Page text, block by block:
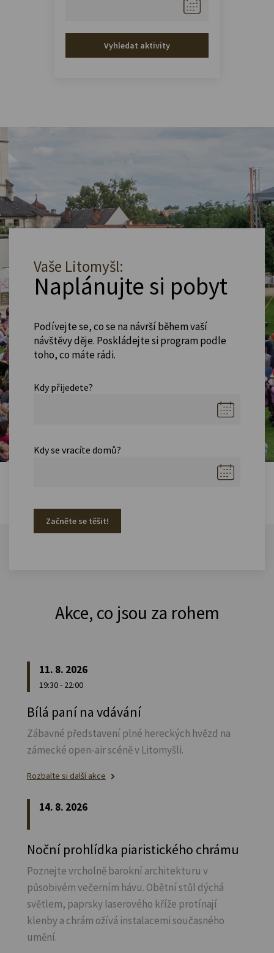
Vyhledat aktivity
Vaše Litomyšl:
Naplánujte si pobyt
Podívejte se, co se na návrší během vaší
návštěvy děje. Poskládejte si program podle
toho, co máte rádi.
Kdy přijedete?
Kdy se vracíte domů?
Začněte se těšit!
Akce, co jsou za rohem
11. 8. 2026
19:30 - 22:00
Bílá paní na vdávání
Zábavné představení plné hereckých hvězd na
zámecké open-air scéně v Litomyšli.
Rozbalte si další akce
14. 8. 2026
Noční prohlídka piaristického chrámu
Poznejte vrcholně barokní architekturu v
působivém večerním hávu. Obětní stůl dýchá
světlem, paprsky laserového kříže protínají
klenby a chrám ožívá instalacemi současného
umění.